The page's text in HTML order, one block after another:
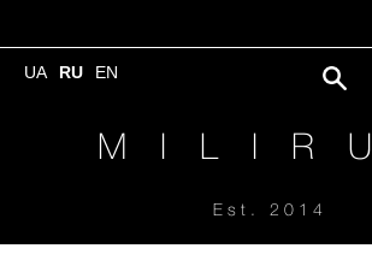
UA RU EN
M I L I R
Est. 2014